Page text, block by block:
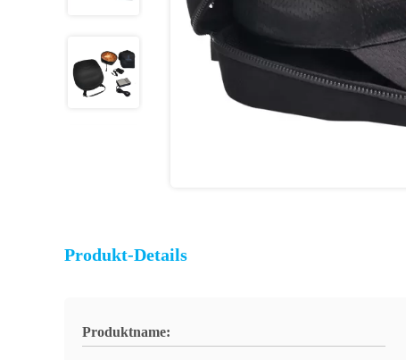
Produkt-Details
Produktname: